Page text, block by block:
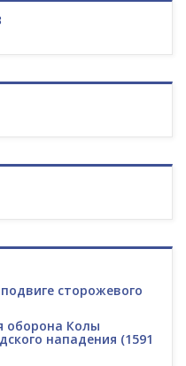
сторожевого
оборона Колы
нападения (1591